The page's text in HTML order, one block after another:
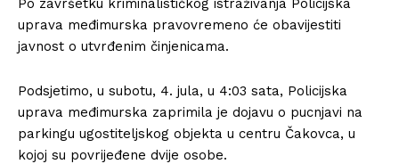
Po završetku kriminalističkog istraživanja Policijska
uprava međimurska pravovremeno će obavijestiti
javnost o utvrđenim činjenicama.
Podsjetimo, u subotu, 4. jula, u 4:03 sata, Policijska
uprava međimurska zaprimila je dojavu o pucnjavi na
parkingu ugostiteljskog objekta u centru Čakovca, u
kojoj su povrijeđene dvije osobe.